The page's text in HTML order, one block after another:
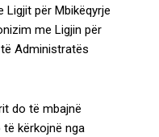
për Mbikëqyrje
me Ligjin për
Administratës
do të mbajnë
kërkojnë nga